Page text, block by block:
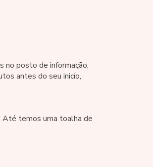
no posto de informação,
antes do seu inicío,
Até temos uma toalha de